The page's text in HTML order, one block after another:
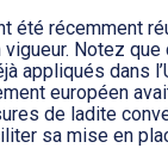
été récemment
Notez
appliqués dans
européen
de ladite
sa mise en